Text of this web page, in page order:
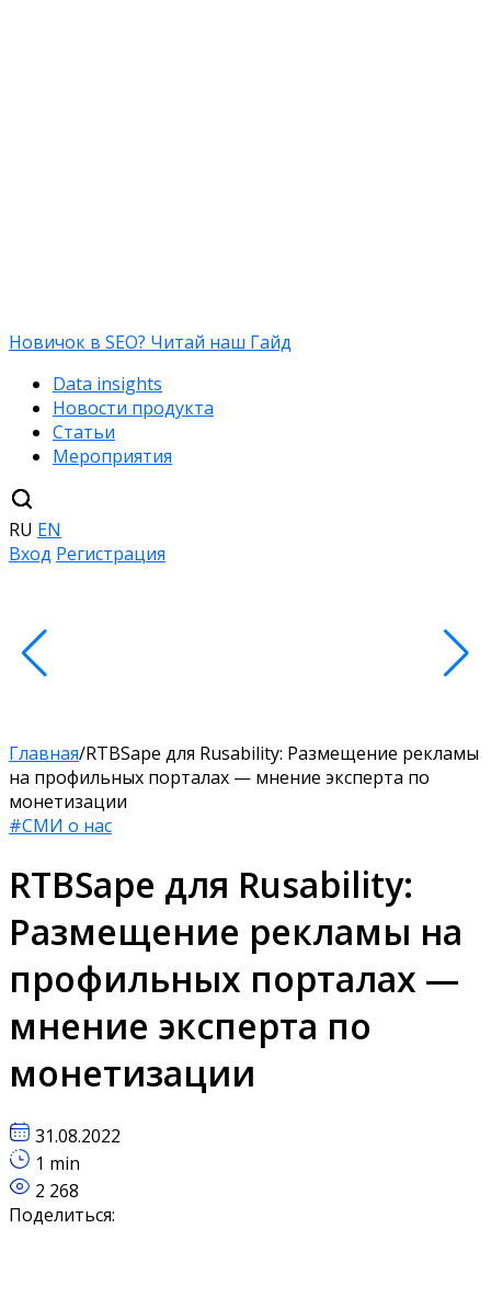
Новичок в SEO? Читай наш Гайд
Data insights
Новости продукта
Статьи
Мероприятия
RU EN
Вход Регистрация
Главная/RTBSape для Rusability: ​​Размещение рекламы
на профильных порталах — мнение эксперта по
монетизации
#СМИ о нас
RTBSape для Rusability: ​​
Размещение рекламы на
профильных порталах —
мнение эксперта по
монетизации
31.08.2022
1 min
2 268
Поделиться: